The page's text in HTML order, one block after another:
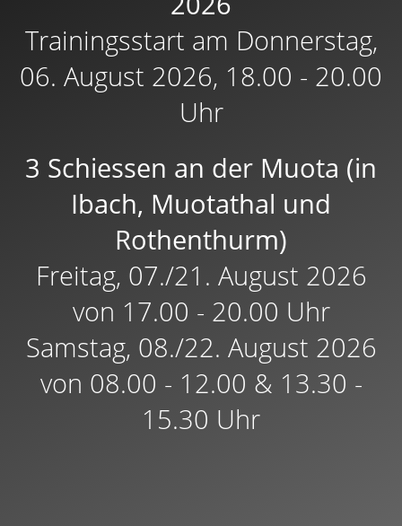
Trainingsstart am Donnerstag,
06. August 2026, 18.00 - 20.00
Uhr
3 Schiessen an der Muota (in
Ibach, Muotathal und
Rothenthurm)
Freitag, 07./21. August 2026
von 17.00 - 20.00 Uhr
Samstag, 08./22. August 2026
von 08.00 - 12.00 & 13.30 -
15.30 Uhr